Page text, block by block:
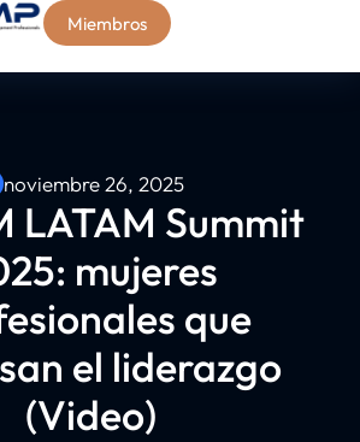
Miembros
noviembre 26, 2025
LATAM Summit
mujeres
que
el liderazgo
(Video)